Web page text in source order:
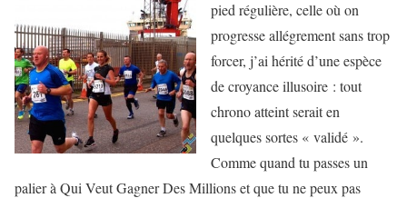
pied régulière, celle où on
progresse allégrement sans trop
forcer, j’ai hérité d’une espèce
de croyance illusoire : tout
chrono atteint serait en
quelques sortes « validé ».
Comme quand tu passes un
palier à Qui Veut Gagner Des Millions et que tu ne peux pas